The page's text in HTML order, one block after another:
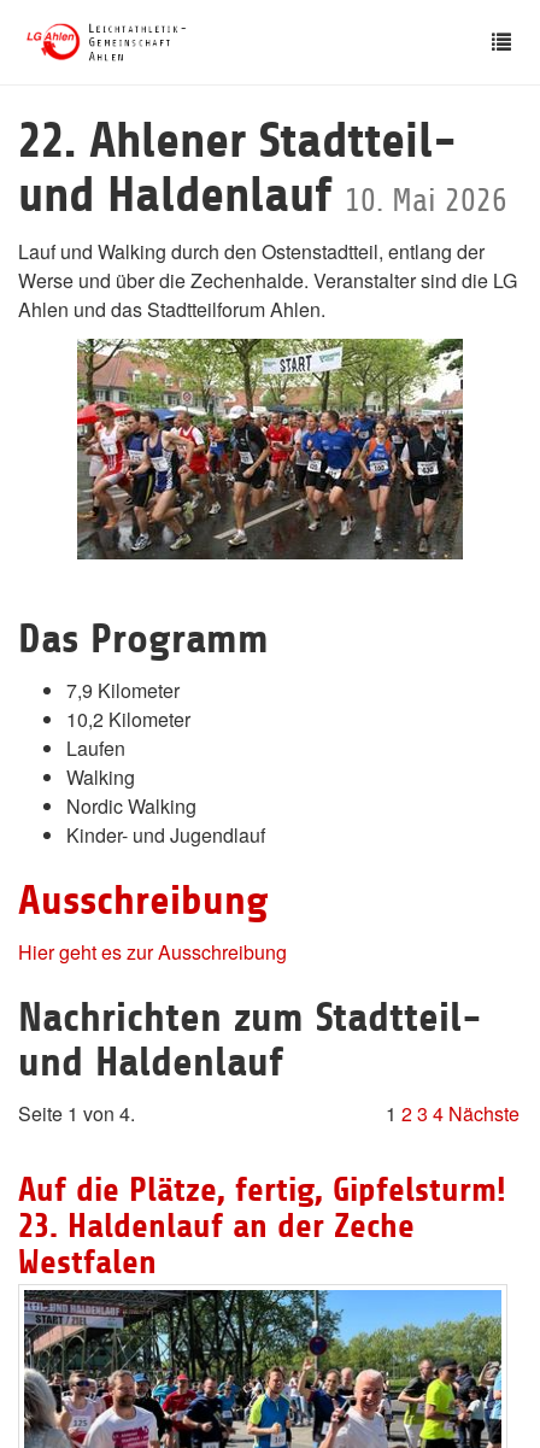
22. Ahlener Stadtteil-
und Haldenlauf 10. Mai 2026
Lauf und Walking durch den Ostenstadtteil, entlang der
Werse und über die Zechenhalde. Veranstalter sind die LG
Ahlen und das Stadtteilforum Ahlen.
Das Programm
7,9 Kilometer
10,2 Kilometer
Laufen
Walking
Nordic Walking
Kinder- und Jugendlauf
Ausschreibung
Hier geht es zur Ausschreibung
Nachrichten zum Stadtteil-
und Haldenlauf
Seite 1 von 4. 1 23 4 Nächste
Auf die Plätze, fertig, Gipfelsturm!
23. Haldenlauf an der Zeche
Westfalen